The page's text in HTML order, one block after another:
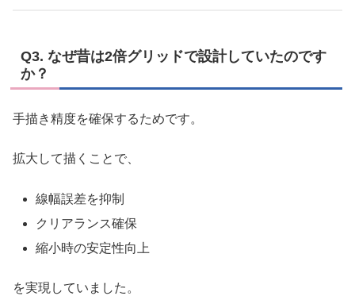
Q3. なぜ昔は2倍グリッドで設計していたのです
か？
手描き精度を確保するためです。
拡大して描くことで、
線幅誤差を抑制
クリアランス確保
縮小時の安定性向上
を実現していました。